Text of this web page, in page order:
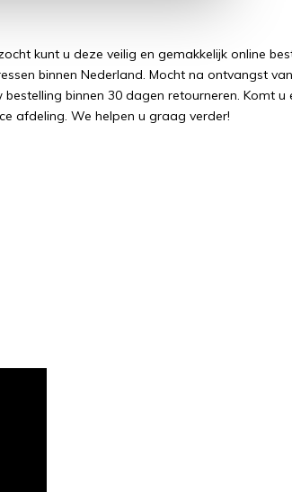
kunt u deze veilig en gemakkelijk online
binnen Nederland. Mocht na ontvangst
binnen 30 dagen retourneren. Komt u
afdeling. We helpen u graag verder!